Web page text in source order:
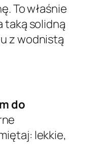
To właśnie
taką solidną
z wodnistą
do
lekkie,